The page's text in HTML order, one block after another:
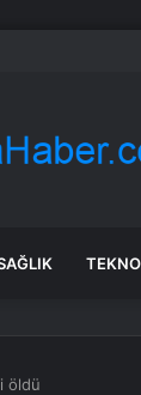
Geldi: “3 Bin
öldü